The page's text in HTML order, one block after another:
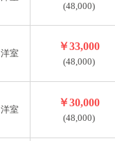
(48,000)
洋室
￥33,000
(48,000)
洋室
￥30,000
(48,000)